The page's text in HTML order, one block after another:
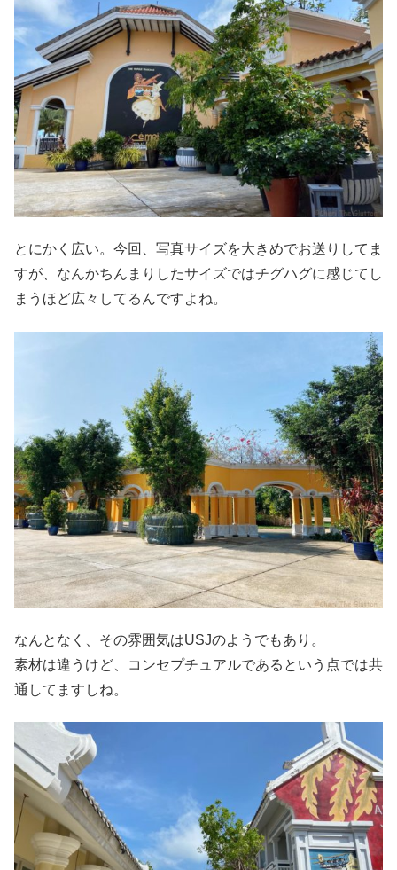
とにかく広い。今回、写真サイズを大きめでお送りしてま
すが、なんかちんまりしたサイズではチグハグに感じてし
まうほど広々してるんですよね。
なんとなく、その雰囲気はUSJのようでもあり。
素材は違うけど、コンセプチュアルであるという点では共
通してますしね。